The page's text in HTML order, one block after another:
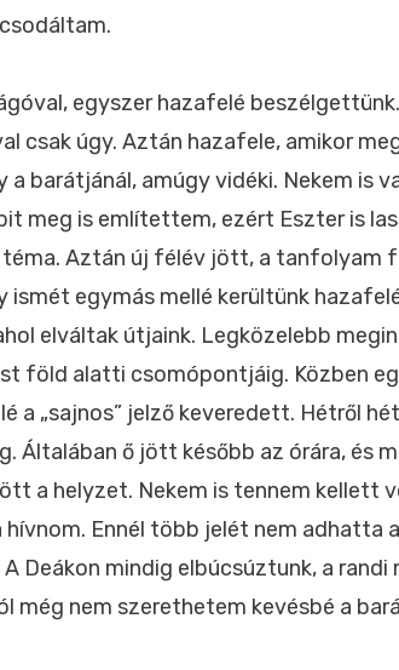
egyszer hazafelé
csak úgy. Aztán hazafele, amikor
a barátjánál, amúgy vidéki. Nekem is
meg is említettem, ezért Eszter is
téma. Aztán új félév jött, a
ismét egymás mellé kerültünk
elváltak útjaink. Legközelebb
föld alatti csomópontjáig. Közben
a „sajnos” jelző keveredett. Hétről
Általában ő jött később az órára, és
a helyzet. Nekem is tennem kellett
Ennél több jelét nem adhatta
Deákon mindig elbúcsúztunk, a randi
még nem szerethetem kevésbé a